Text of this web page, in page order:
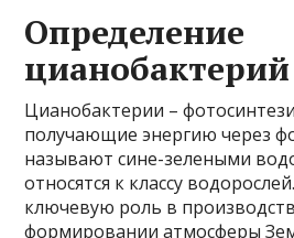
Определение
цианобактерий
Цианобактерии –
получающие энергию через
называют сине-зелеными
относятся к классу
ключевую роль в
формировании атмосферы